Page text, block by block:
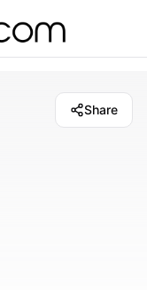
Share